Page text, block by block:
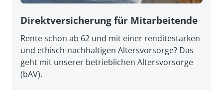
Direkt­versicherung für Mitarbeitende
Rente schon ab 62 und mit einer renditestarken
und ethisch-nachhaltigen Altersvorsorge? Das
geht mit unserer betrieblichen Altersvorsorge
(bAV).